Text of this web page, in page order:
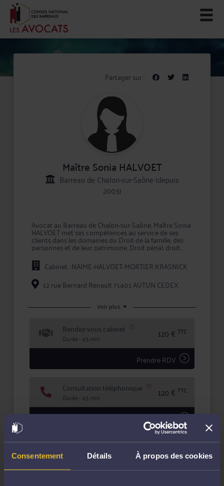
Consentement Détails À propos des cookies
Partager sur :
Maître Sonia HALVOET
Barreau de Chalon-sur-Saône (depuis
2003)
Avocat au Barreau de Chalon-sur-Saône, Maître Sonia
HALVOET met ses compétences au service de ses
clients dans les domaines du Droit de la famille, des
personnes et de leur patrimoine, Droit pénal, droit
civil et Droit du dommage corporel.
Maître HALVOET apporte à ses clients la compétence
et la réactivité indispensables à leur information et à
la défense de leurs intérêts, tant en conseil que lors
d'une procédure judiciaire.
En prenant conseil ou en confiant la défense de vos
active, de compétences certifiées, et d'une totale
confidentialité dans le traitement de votre dossier.
Deux lieux de consultation sont possibles : 12 rue
Bernard Renault à AUTUN (71400) et 60 rue Gloriette
Cabinet : NAIME-HALVOET-MORTIER KRASNICK
12 rue Bernard Renault 71401 AUTUN CEDEX
Voir plus
Rendez-vous cabinet
Durée : 45 min 120 € TTC
Prendre RDV
Consultation téléphonique
Durée : 45 min 120 € TTC
Demander un rappel
Consultation écrite
Etude de votre dossier + possibilité
300 €
TTC